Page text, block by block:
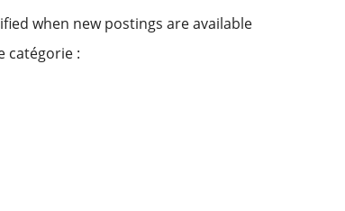
when new postings are available
catégorie :